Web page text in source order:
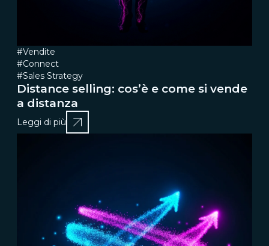
#Vendite
#Connect
#Sales Strategy
Distance selling: cos’è e come si vende
a distanza
Leggi di più